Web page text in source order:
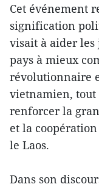
Cet événement
signification
visait à aider les
pays à mieux
révolutionnaire
vietnamien, tout
renforcer la
et la
le Laos.
Dans son